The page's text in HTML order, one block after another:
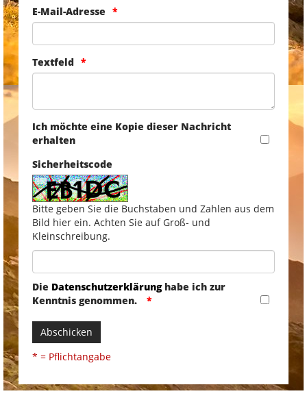
E-Mail-Adresse
Textfeld
Ich möchte eine Kopie dieser Nachricht
erhalten
Sicherheitscode
Bitte geben Sie die Buchstaben und Zahlen aus dem
Bild hier ein. Achten Sie auf Groß- und
Kleinschreibung.
Die Datenschutzerklärunghabe ich zur
Kenntnis genommen.
Abschicken
* = Pflichtangabe